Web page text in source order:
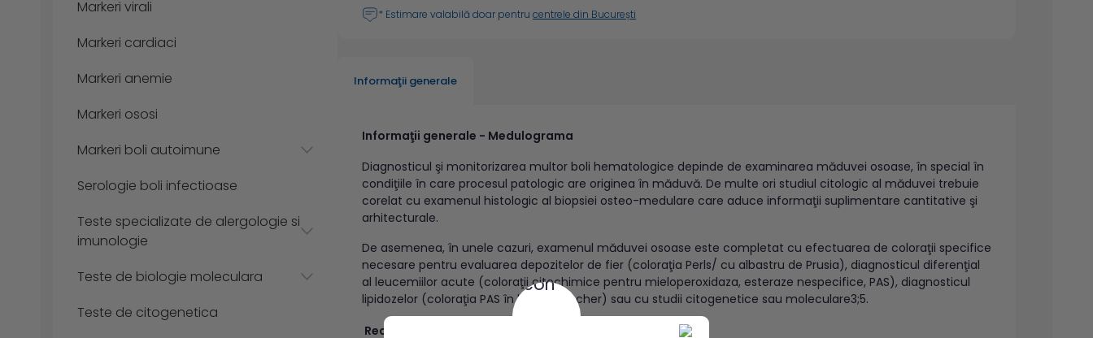
Markeri virali
Markeri cardiaci
Markeri anemie
Markeri ososi
Markeri boli autoimune
Serologie boli infectioase
Teste specializate de alergologie si
imunologie
Teste de biologie moleculara
Teste de citogenetica
* Estimare valabilă doar pentru centrele din București
Informaţii generale
Informaţii generale - Medulograma
Diagnosticul şi monitorizarea multor boli hematologice depinde de examinarea măduvei osoase, în special în
condiţiile în care procesul patologic are originea în măduvă. De multe ori studiul citologic al măduvei trebuie
corelat cu examenul histologic al biopsiei osteo-medulare care aduce informaţii suplimentare cantitative şi
arhitecturale.
De asemenea, în unele cazuri, examenul măduvei osoase este completat cu efectuarea de coloraţii specifice
necesare pentru evaluarea depozitelor de fier (coloraţia Perls/ cu albastru de Prusia), diagnosticul diferenţial
al leucemiilor acute (coloraţii citochimice pentru mieloperoxidaza, esteraze nespecifice, PAS), diagnosticul
lipidozelor (coloraţia PAS în boala Gaucher) sau cu studii citogenetice sau moleculare3;5.
Recomandări pentru determinarea Medulogramei